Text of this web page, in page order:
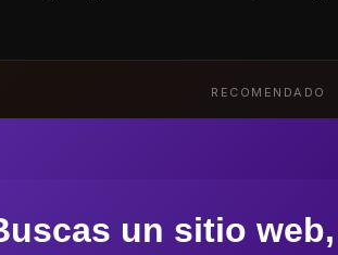
RECOMENDADO